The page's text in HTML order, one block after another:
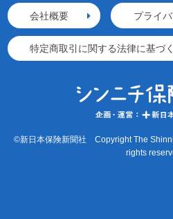
会社概要 プライ
特定商取引に関する法律に基づ
©新日本保険新聞社 Copyright The
rights